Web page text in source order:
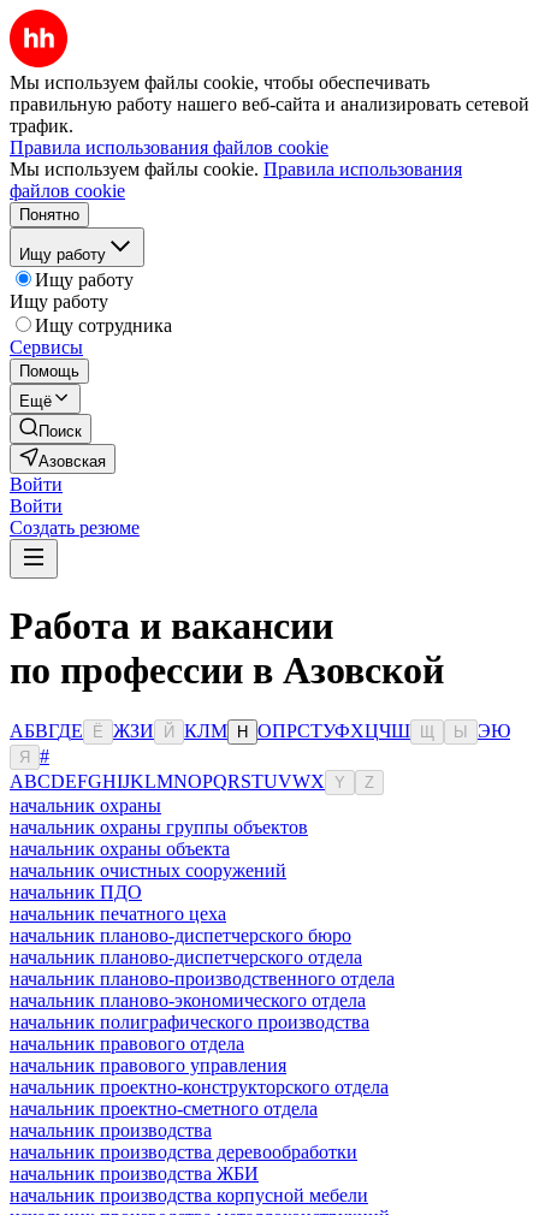
Мы используем файлы cookie, чтобы обеспечивать
правильную работу нашего веб-сайта и анализировать сетевой
трафик.
Правила использования файлов cookie
Мы используем файлы cookie. Правила использования
файлов cookie
Понятно
Ищу работу
Ищу работу
Ищу работу
Ищу сотрудника
Сервисы
Помощь
Ещё
Поиск
Азовская
Войти
Войти
Создать резюме
Работа и вакансии
по профессии в Азовской
АБВГДЕ Ё ЖЗИ Й КЛМ Н ОПРСТУФХЦЧШ Ы ЭЮ
Я
#
ABCDEFGHIJKLMNOPQRSTUVWX Y Z
начальник охраны
начальник охраны группы объектов
начальник охраны объекта
начальник очистных сооружений
начальник ПДО
начальник печатного цеха
начальник планово-диспетчерского бюро
начальник планово-диспетчерского отдела
начальник планово-производственного отдела
начальник планово-экономического отдела
начальник полиграфического производства
начальник правового отдела
начальник правового управления
начальник проектно-конструкторского отдела
начальник проектно-сметного отдела
начальник производства
начальник производства деревообработки
начальник производства ЖБИ
начальник производства корпусной мебели